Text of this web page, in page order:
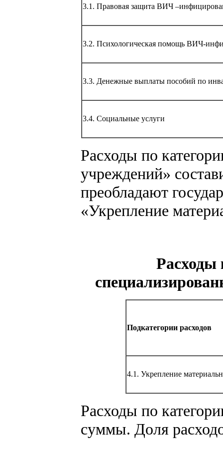
3.1. Правовая защита ВИЧ
3.2. Психологическая помощь ВИЧ-
3.3. Денежные выплаты пособий по
3.4. Социальные услуги
Расходы по
учреждений»
преобладают
«Укрепление
Расходы
Подкатегории расходов
4.1. Укрепление
Расходы по
суммы. Доля